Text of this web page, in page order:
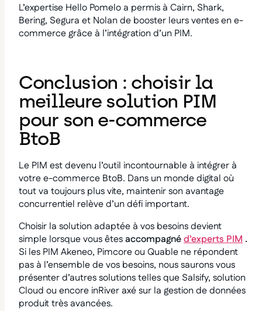
L’expertise Hello Pomelo a permis à Cairn, Shark,
Bering, Segura et Nolan de booster leurs ventes en e-
commerce grâce à l’intégration d’un PIM.
Conclusion : choisir la
meilleure solution PIM
pour son e-commerce
BtoB
Le PIM est devenu l’outil incontournable à intégrer à
votre e-commerce BtoB. Dans un monde digital où
tout va toujours plus vite, maintenir son avantage
concurrentiel relève d’un défi important.
Choisir la solution adaptée à vos besoins devient
simple lorsque vous êtesaccompagnéd’experts PIM .
Si les PIM Akeneo, Pimcore ou Quable ne répondent
pas à l’ensemble de vos besoins, nous saurons vous
présenter d’autres solutions telles que Salsify, solution
Cloud ou encore inRiver axé sur la gestion de données
produit très avancées.